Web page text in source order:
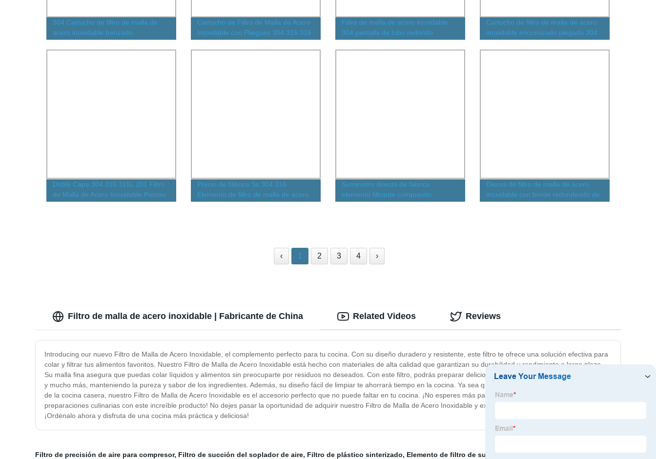
304 Cartucho de filtro de malla de
acero inoxidable trenzado
Cartucho de Filtro de Malla de Acero
Inoxidable con Pliegues 304 316 316
Dirección de Flujo Desde afuera
hacia adentro Filtro de Lubricante
Filtro de malla de acero inoxidable
304 pantalla de tubo redondo
cartucho cilindro
Cartucho de filtro de malla de acero
inoxidable micronizado plegado 304
elemento filtrante de acero inoxidable
con resistencia a la corrosión 99*260
Doble Capa 304 316 316L 201 Filtro
de Malla de Acero Inoxidable Poroso
Redondo Sinterizado / Malla de
Precio de fábrica Ss 304 316
Elemento de filtro de malla de acero
inoxidable sinterizado en polvo
Suministro directo de fábrica
elemento filtrante compuesto
sinterizado de alta precisión con
Discos de filtro de malla de acero
inoxidable con borde redondeado de
cobre
‹ 1 2 3 4 ›
Filtro de malla de acero inoxidable | Fabricante de China
Introducing our nuevo Filtro de Malla de Acero Inoxidable, el complemento perfecto para tu cocina. Con su diseño duradero y resistente, este filtro te ofrece una solución efectiva para
colar y filtrar tus alimentos favoritos. Nuestro Filtro de Malla de Acero Inoxidable está hecho con materiales de alta calidad que garantizan su durabilidad y rendimiento a largo plazo.
Su malla fina asegura que puedas colar líquidos y alimentos sin preocuparte por residuos no deseados. Con este filtro, podrás preparar deliciosas sopas, salsas, infusiones de té, café
y mucho más, manteniendo la pureza y sabor de los ingredientes. Además, su diseño fácil de limpiar te ahorrará tiempo en la cocina. Ya sea que seas un chef profesional o un amante
de la cocina casera, nuestro Filtro de Malla de Acero Inoxidable es el accesorio perfecto que no puede faltar en tu cocina. ¡No esperes más para mejorar la calidad de tus
preparaciones culinarias con este increíble producto! No dejes pasar la oportunidad de adquirir nuestro Filtro de Malla de Acero Inoxidable y experimenta la diferencia en tus comidas.
¡Ordénalo ahora y disfruta de una cocina más práctica y deliciosa!
Related Videos Reviews
Filtro de precisión de aire para compresor, Filtro de succión del soplador de aire, Filtro de plástico sinterizado, Elemento de filtro de succión hidráulica de acero inoxidable